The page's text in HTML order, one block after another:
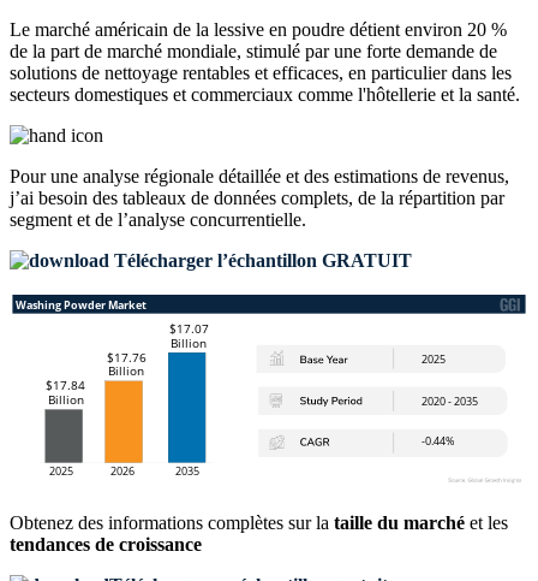
Le marché américain de la lessive en poudre détient environ 20 %
de la part de marché mondiale, stimulé par une forte demande de
solutions de nettoyage rentables et efficaces, en particulier dans les
secteurs domestiques et commerciaux comme l'hôtellerie et la santé.
Pour une analyse régionale détaillée et des estimations de revenus,
j’ai besoin des tableaux de données complets, de la répartition par
segment et de l’analyse concurrentielle.
Télécharger l’échantillon GRATUIT
Obtenez des informations complètes sur la taille du marché et les
tendances de croissance